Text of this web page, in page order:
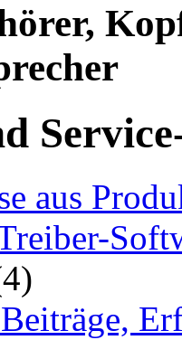
aus